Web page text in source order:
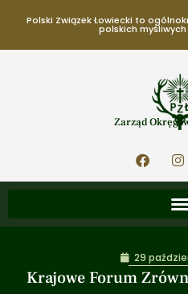
Polski Związek Łowiecki to
polskich myśliwych
Zarząd
Krajowe Forum
29